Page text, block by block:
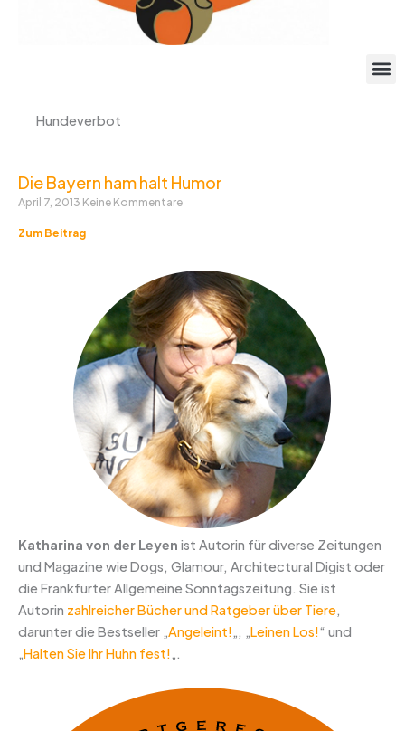
Hundeverbot
Die Bayern ham halt Humor
April 7, 2013 Keine Kommentare
Zum Beitrag
Katharina von der Leyen ist Autorin für diverse Zeitungen
und Magazine wie Dogs, Glamour, Architectural Digist oder
die Frankfurter Allgemeine Sonntagszeitung. Sie ist
Autorin zahlreicher Bücher und Ratgeber über Tiere,
darunter die Bestseller „Angeleint!„, „Leinen Los!“ und
„Halten Sie Ihr Huhn fest!„.